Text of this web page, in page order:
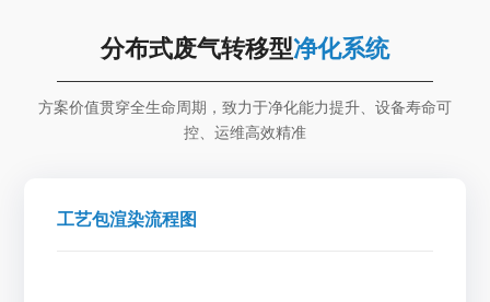
分布式废气转移型净化系统
方案价值贯穿全生命周期，致力于净化能力提升、设备寿命可
控、运维高效精准
工艺包渲染流程图